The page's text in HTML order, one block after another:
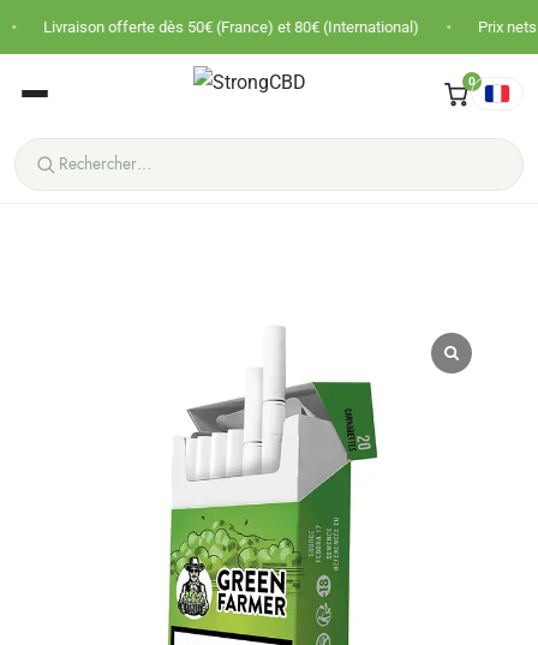
offerte dès 50€ (France) et 80€ (International) • Prix nets · Pas de
0